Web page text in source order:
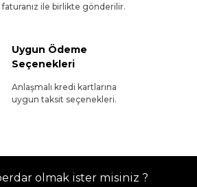
faturanız ile birlikte gönderilir.
Uygun Ödeme
Seçenekleri
Anlaşmalı kredi kartlarına
uygun taksit seçenekleri.
olmak ister misiniz ?